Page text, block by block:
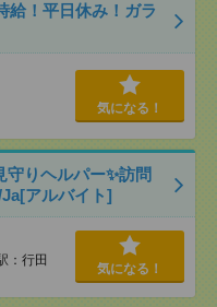
給！平日休み！ガラ
気になる！
守りヘルパー✨訪問
アルバイト]
：行田
気になる！